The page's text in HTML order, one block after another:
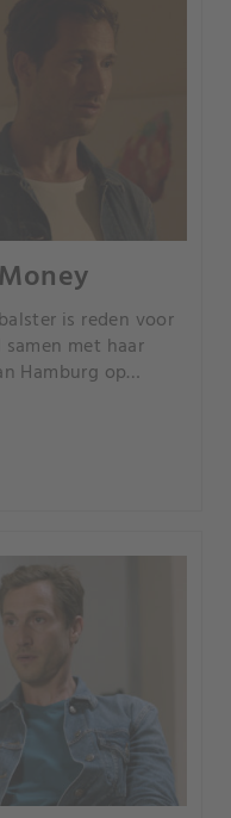
is reden voor
met haar
Hamburg op
Brinkbäumer
en tijd heeft